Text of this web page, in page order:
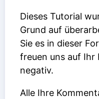
Dieses Tutorial
Grund auf
Sie es in dieser
freuen uns auf Ihr
negativ.
Alle Ihre